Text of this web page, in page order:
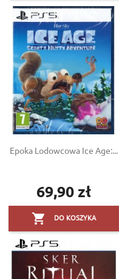
Epoka Lodowcowa Ice Age:...
Cena
69,90 zł
 DO KOSZYKA